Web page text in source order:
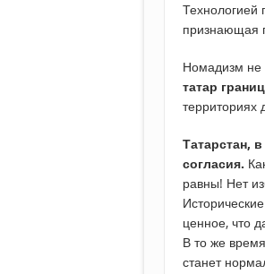
Технологией
признающая
Номадизм не
татар
территориях
Татарстан,
согласия.
равны! Нет
ценное, что
В то же
станет